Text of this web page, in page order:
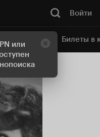
или
Войти
Билеты в